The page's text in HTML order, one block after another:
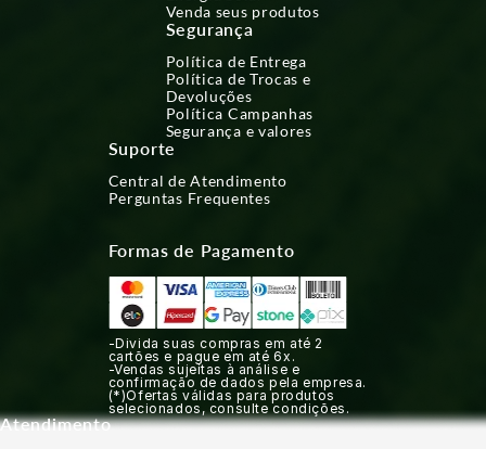
Venda seus produtos
Segurança
Política de Entrega
Política de Trocas e
Devoluções
Política Campanhas
Segurança e valores
Suporte
Central de Atendimento
Perguntas Frequentes
Formas de Pagamento
-Divida suas compras em até 2
cartões e pague em até 6x.
-Vendas sujeitas à análise e
confirmação de dados pela empresa.
(*)Ofertas válidas para produtos
selecionados, consulte condições.
Atendimento